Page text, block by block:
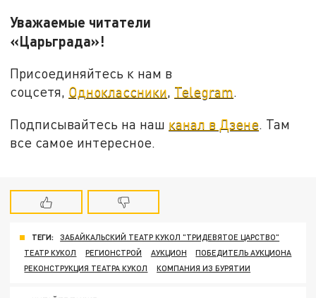
Уважаемые читатели
«Царьграда»!
Присоединяйтесь к нам в
соцсетя, Одноклассники, Telegram.
Подписывайтесь на наш канал в Дзене. Там
все самое интересное.
ТЕГИ:
ЗАБАЙКАЛЬСКИЙ ТЕАТР КУКОЛ "ТРИДЕВЯТОЕ ЦАРСТВО"
ТЕАТР КУКОЛ
РЕГИОНСТРОЙ АУКЦИОН
ПОБЕДИТЕЛЬ АУКЦИОНА
РЕКОНСТРУКЦИЯ ТЕАТРА КУКОЛ
КОМПАНИЯ ИЗ БУРЯТИИ